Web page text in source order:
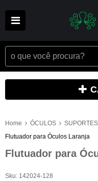
Home ÓCULOS
Flutuador para Óculos Laranja
Flutuador para
Sku: 142024-128